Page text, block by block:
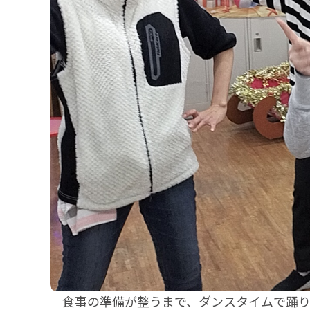
食事の準備が整うまで、ダンスタイムで